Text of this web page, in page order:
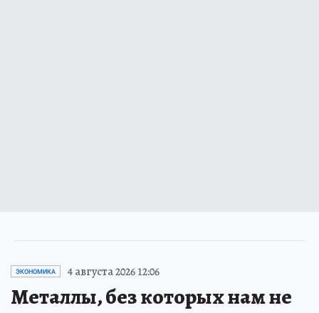
ЭКОНОМИКА 4 августа 2026 12:06
Металлы, без которых нам не